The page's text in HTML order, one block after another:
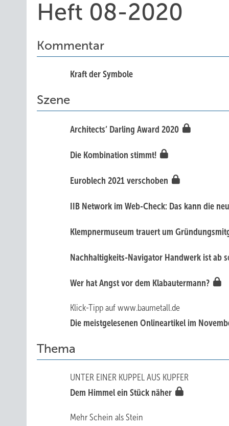
Heft 08-2020
Kommentar
Kraft der Symbole
Szene
Architects’ Darling Award 2020
Die Kombination stimmt!
Euroblech 2021 verschoben
IIB Netw ork im Web-Check: Das kann die
Klempnermuseum trauert um
Nachhaltigkeits-Navigator Handwerk ist ab
Wer hat Angst vor dem Klabautermann?
Klick-Tipp auf www.baumetall.de
Die meistgelesenen Onlineartikel im
Thema
UNTER EINER KUPPEL AUS KUPFER
Dem Himmel ein Stück näher
Mehr Schein als Stein